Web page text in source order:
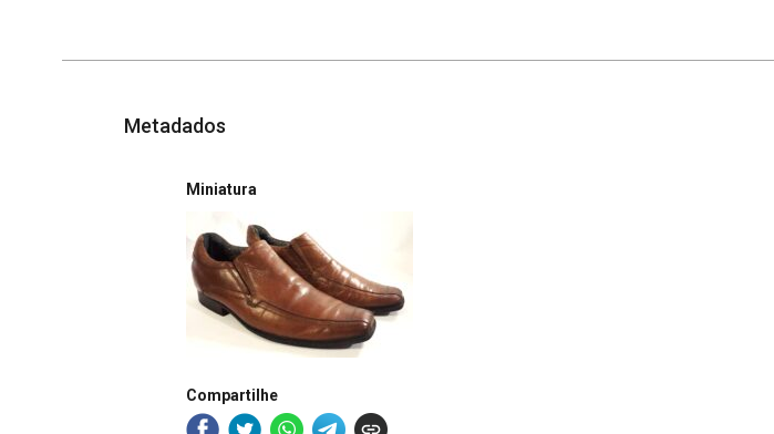
Metadados
Miniatura
Compartilhe